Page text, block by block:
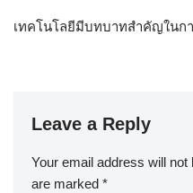
เทคโนโลยีมีบทบาทสำคัญในก
Leave a Reply
Your email address will not
are marked *